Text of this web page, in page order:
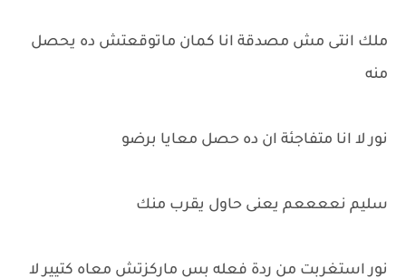
ملك انتى مش مصدقة انا كمان ماتوقعتش ده يحصل
منه
نور لا انا متفاجئة ان ده حصل معايا برضو
سليم نععععم يعنى حاول يقرب منك
نور استغربت من ردة فعله بس ماركزتش معاه كتيير لا